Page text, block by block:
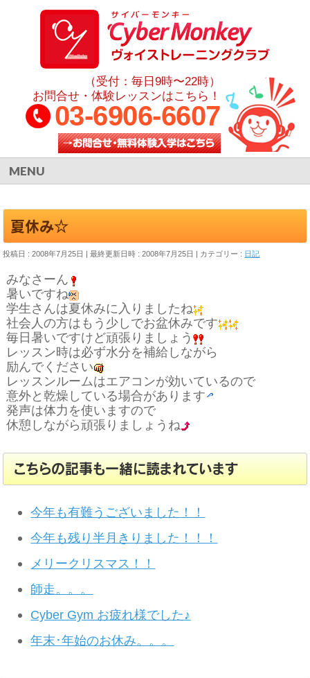
（受付：毎日9時〜22時）
お問合せ・体験レッスンはこちら！
03-6906-6607
MENU
夏休み☆
投稿日 : 2008年7月25日 最終更新日時 : 2008年7月25日 カテゴリー : 日記
みなさーん
暑いですね
学生さんは夏休みに入りましたね
社会人の方はもう少しでお盆休みです
毎日暑いですけど頑張りましょう
レッスン時は必ず水分を補給しながら
励んでください
レッスンルームはエアコンが効いているので
意外と乾燥している場合があります
発声は体力を使いますので
休憩しながら頑張りましょうね
こちらの記事も一緒に読まれています
今年も有難うございました！！
今年も残り半月きりました！！！
メリークリスマス！！
師走。。。
Cyber Gym お疲れ様でした♪
年末･年始のお休み。。。